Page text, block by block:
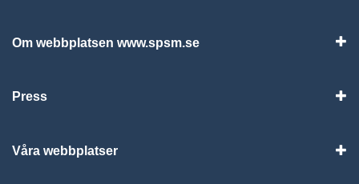
Om webbplatsen www.spsm.se
Press
Våra webbplatser